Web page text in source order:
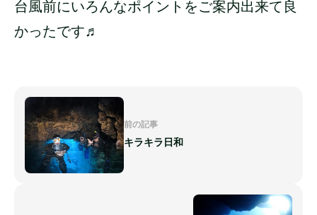
台風前にいろんなポイントをご案内出来て良
かったです♬
前の記事
キラキラ日和